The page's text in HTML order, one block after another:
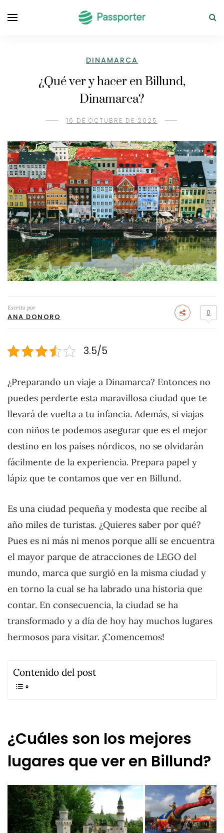
DINAMARCA
¿Qué ver y hacer en Billund,
Dinamarca?
16 DE OCTUBRE DE 2025
Escrito por
ANA DONORO 0
3.5/5
¿Preparando un viaje a Dinamarca? Entonces no
puedes perderte esta maravillosa ciudad que te
llevará de vuelta a tu infancia. Además, si viajas
con niños te podemos asegurar que es el mejor
destino en los países nórdicos, no se olvidarán
fácilmente de la experiencia. Prepara papel y
lápiz que te contamos que ver en Billund.
Es una ciudad pequeña y modesta que recibe al
año miles de turistas. ¿Quieres saber por qué?
Pues es ni más ni menos porque allí se encuentra
el mayor parque de atracciones de LEGO del
mundo, marca que surgió en la misma ciudad y
en torno la cual se ha labrado una historia que
contar. En consecuencia, la ciudad se ha
transformado y a día de hoy hay muchos lugares
hermosos para visitar. ¡Comencemos!
Contenido del post
¿Cuáles son los mejores
lugares que ver en Billund?